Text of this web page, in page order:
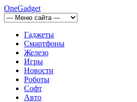
OneGadget
Гаджеты
Смартфоны
Железо
Игры
Новости
Роботы
Софт
Авто